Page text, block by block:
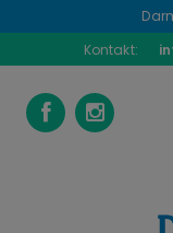
Kontakt: